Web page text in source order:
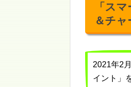
「ス
＆チ
2021年2
イント」